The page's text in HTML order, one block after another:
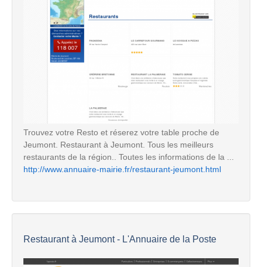
Trouvez votre Resto et réserez votre table proche de
Jeumont. Restaurant à Jeumont. Tous les meilleurs
restaurants de la région.. Toutes les informations de la ...
http://www.annuaire-mairie.fr/restaurant-jeumont.html
Restaurant à Jeumont - L'Annuaire de la Poste